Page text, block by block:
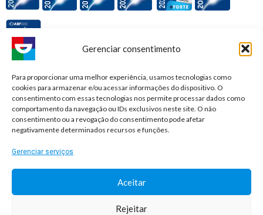
Gerenciar consentimento
Para proporcionar uma melhor experiência, usamos tecnologias como
cookies para armazenar e/ou acessar informações do dispositivo. O
consentimento com essas tecnologias nos permite processar dados como
comportamento da navegação ou IDs exclusivos neste site. O não
consentimento ou a revogação do consentimento pode afetar
negativamente determinados recursos e funções.
Gerenciar serviços
Aceitar
Rejeitar
Premiações e honrarias: